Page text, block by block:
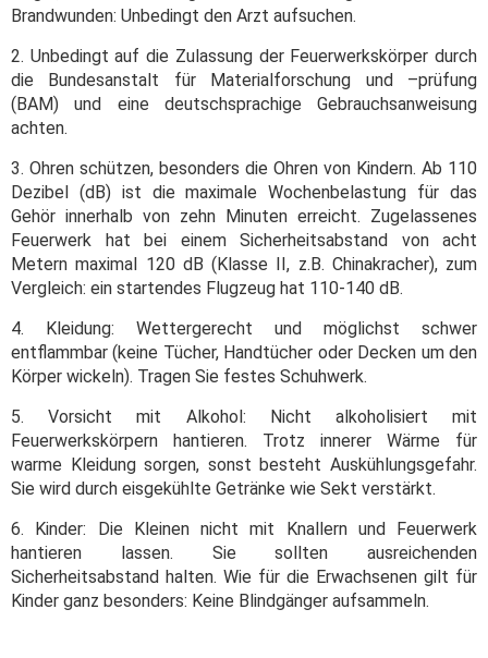
Brandwunden: Unbedingt den Arzt aufsuchen.
2. Unbedingt auf die Zulassung der Feuerwerkskörper durch
die Bundesanstalt für Materialforschung und –prüfung
(BAM) und eine deutschsprachige Gebrauchsanweisung
achten.
3. Ohren schützen, besonders die Ohren von Kindern. Ab 110
Dezibel (dB) ist die maximale Wochenbelastung für das
Gehör innerhalb von zehn Minuten erreicht. Zugelassenes
Feuerwerk hat bei einem Sicherheitsabstand von acht
Metern maximal 120 dB (Klasse II, z.B. Chinakracher), zum
Vergleich: ein startendes Flugzeug hat 110-140 dB.
4. Kleidung: Wettergerecht und möglichst schwer
entflammbar (keine Tücher, Handtücher oder Decken um den
Körper wickeln). Tragen Sie festes Schuhwerk.
5. Vorsicht mit Alkohol: Nicht alkoholisiert mit
Feuerwerkskörpern hantieren. Trotz innerer Wärme für
warme Kleidung sorgen, sonst besteht Auskühlungsgefahr.
Sie wird durch eisgekühlte Getränke wie Sekt verstärkt.
6. Kinder: Die Kleinen nicht mit Knallern und Feuerwerk
hantieren lassen. Sie sollten ausreichenden
Sicherheitsabstand halten. Wie für die Erwachsenen gilt für
Kinder ganz besonders: Keine Blindgänger aufsammeln.